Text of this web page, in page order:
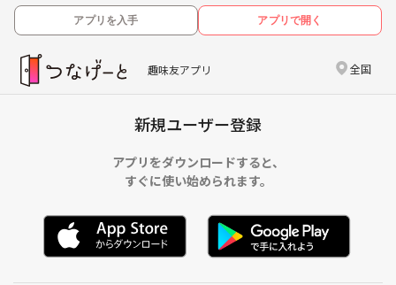
アプリを入手 アプリで開く
趣味友アプリ 全国
新規ユーザー登録
アプリをダウンロードすると、
すぐに使い始められます。